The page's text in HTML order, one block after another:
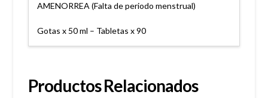
AMENORREA (Falta de periodo menstrual)
Gotas x 50 ml – Tabletas x 90
Productos Relacionados